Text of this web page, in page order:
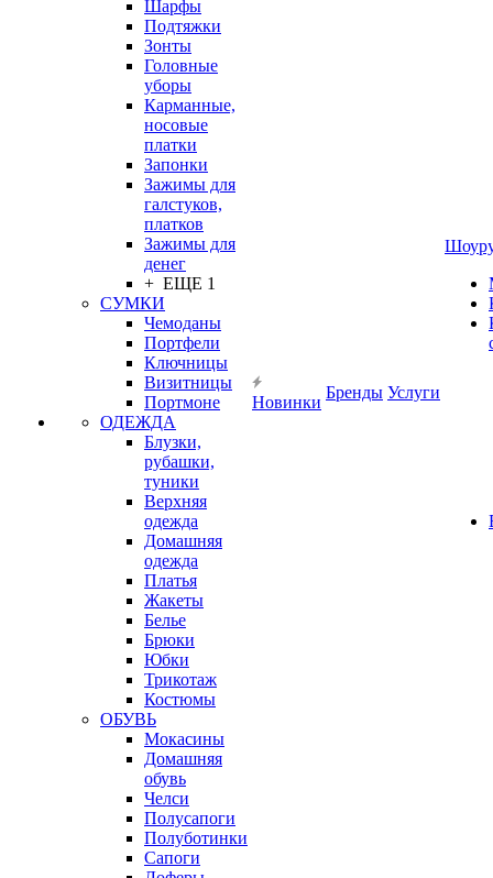
Шарфы
Подтяжки
Зонты
Головные
уборы
Карманные,
носовые
платки
Запонки
Зажимы для
галстуков,
платков
Зажимы для
денег
+ ЕЩЕ 1
СУМКИ
Чемоданы
Портфели
Ключницы
Визитницы
Портмоне
ОДЕЖДА
Блузки,
рубашки,
туники
Верхняя
одежда
Домашняя
одежда
Платья
Жакеты
Белье
Брюки
Юбки
Трикотаж
Костюмы
ОБУВЬ
Мокасины
Домашняя
обувь
Челси
Полусапоги
Полуботинки
Сапоги
Новинки
Бренды Услуги